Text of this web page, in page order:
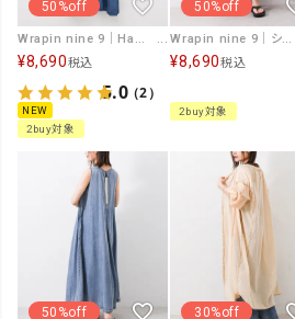
50%off
Wrapin nine 9｜Hand MadeブラストデニムZIPOP [[266QB0803]][F]
¥8,690税込
5.0（2）
NEW
2buy対象
50%off
Wrapin nine 9｜シアーデニムワンピース [[266QS2072]][F]
¥8,690税込
2buy対象
50%off 30%off